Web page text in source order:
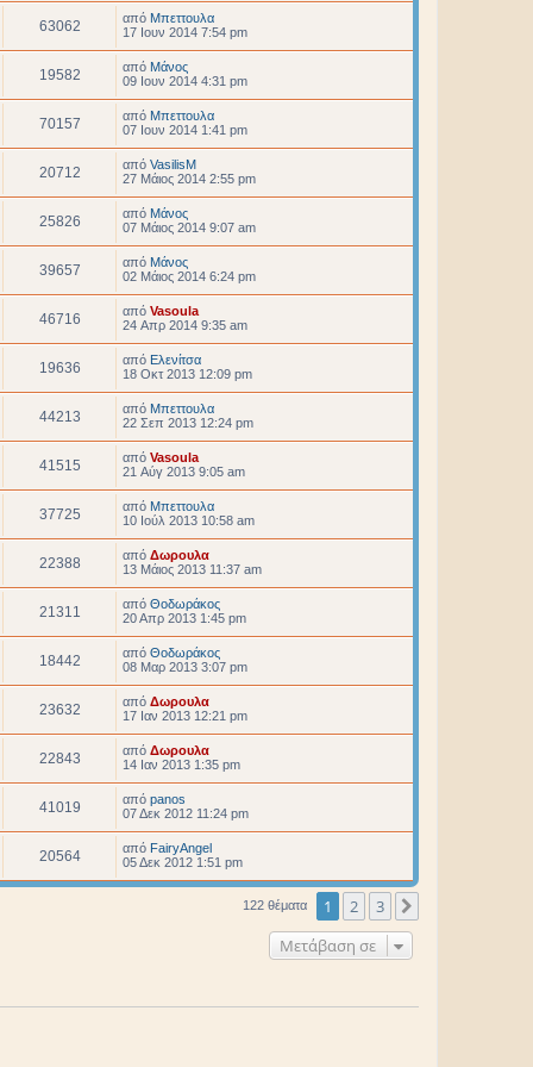
63062 από Μπεττουλα
17 Ιουν 2014 7:54 pm
19582 από Μάνος
09 Ιουν 2014 4:31 pm
70157 από Μπεττουλα
07 Ιουν 2014 1:41 pm
20712 από VasilisM
27 Μάιος 2014 2:55 pm
25826 από Μάνος
07 Μάιος 2014 9:07 am
39657 από Μάνος
02 Μάιος 2014 6:24 pm
46716 από Vasoula
24 Απρ 2014 9:35 am
19636 από Ελενίτσα
18 Οκτ 2013 12:09 pm
44213 από Μπεττουλα
22 Σεπ 2013 12:24 pm
41515 από Vasoula
21 Αύγ 2013 9:05 am
37725 από Μπεττουλα
10 Ιούλ 2013 10:58 am
22388 από Δωρουλα
13 Μάιος 2013 11:37 am
21311 από Θοδωράκος
20 Απρ 2013 1:45 pm
18442 από Θοδωράκος
08 Μαρ 2013 3:07 pm
23632 από Δωρουλα
17 Ιαν 2013 12:21 pm
22843 από Δωρουλα
14 Ιαν 2013 1:35 pm
41019 από panos
07 Δεκ 2012 11:24 pm
20564 από FairyAngel
05 Δεκ 2012 1:51 pm
122 θέματα 1 2 3
Μετάβαση σε